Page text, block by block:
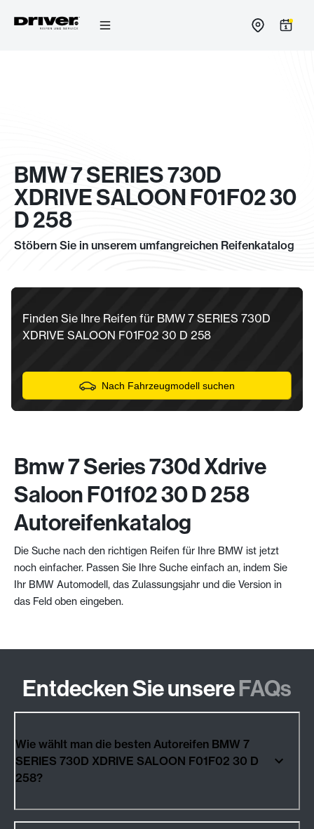
BMW 7 SERIES 730D
XDRIVE SALOON F01F02 30
D 258
Stöbern Sie in unserem umfangreichen Reifenkatalog
Finden Sie Ihre Reifen für BMW 7 SERIES 730D
XDRIVE SALOON F01F02 30 D 258
Nach Fahrzeugmodell suchen
Bmw 7 Series 730d Xdrive
Saloon F01f02 30 D 258
Autoreifenkatalog
Die Suche nach den richtigen Reifen für Ihre BMW ist jetzt
noch einfacher. Passen Sie Ihre Suche einfach an, indem Sie
Ihr BMW Automodell, das Zulassungsjahr und die Version in
das Feld oben eingeben.
Entdecken Sie unsereFAQs
Wie wählt man die besten Autoreifen BMW 7
SERIES 730D XDRIVE SALOON F01F02 30 D
258?